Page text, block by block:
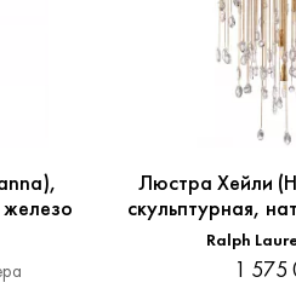
железо
Люстра Хейли
скульптурная,
Ralph
1